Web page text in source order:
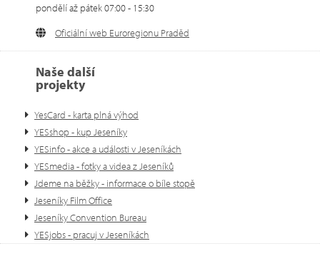
pondělí až pátek 07:00 - 15:30
Oficiální web Euroregionu Praděd
Naše další
projekty
YesCard - karta plná výhod
YESshop - kup Jeseníky
YESinfo - akce a události v Jeseníkách
YESmedia - fotky a videa z Jeseníků
Jdeme na běžky - informace o bíle stopě
Jeseníky Film Office
Jeseníky Convention Bureau
YESjobs - pracuj v Jeseníkách